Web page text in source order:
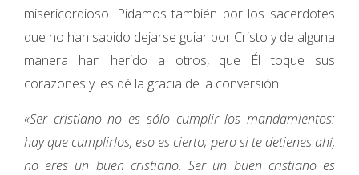
misericordioso. Pidamos también por los sacerdotes
que no han sabido dejarse guiar por Cristo y de alguna
manera han herido a otros, que Él toque sus
corazones y les dé la gracia de la conversión.
«Ser cristiano no es sólo cumplir los mandamientos:
hay que cumplirlos, eso es cierto; pero si te detienes ahí,
no eres un buen cristiano. Ser un buen cristiano es